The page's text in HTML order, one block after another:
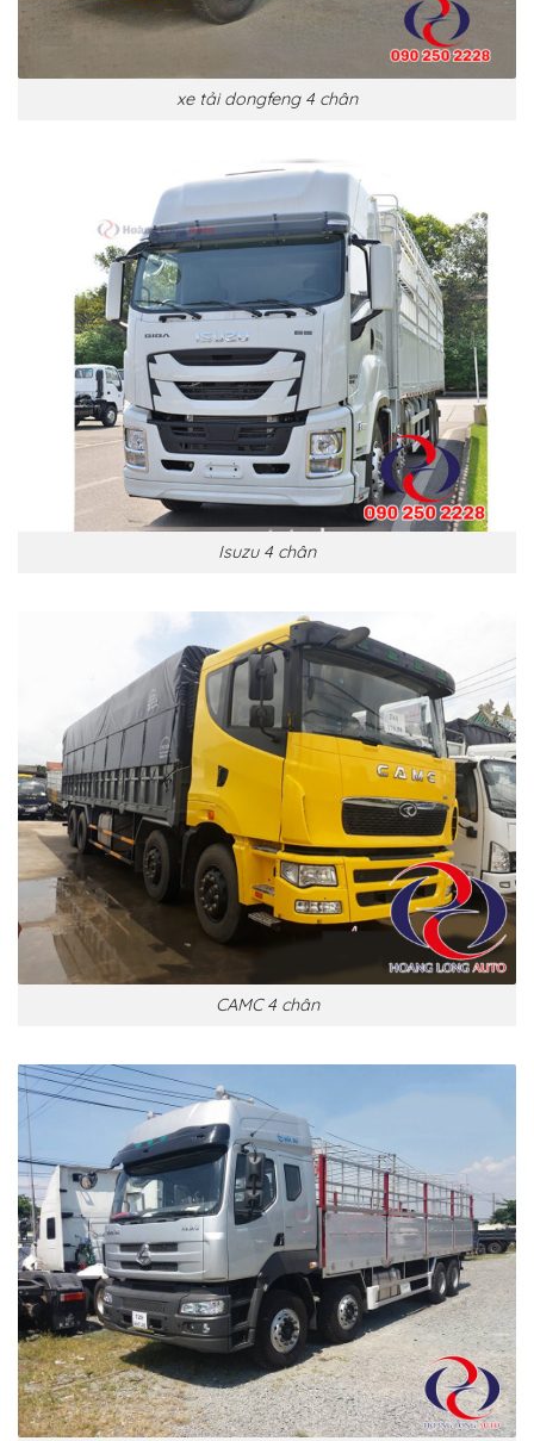
xe tải dongfeng 4 chân
Isuzu 4 chân
CAMC 4 chân